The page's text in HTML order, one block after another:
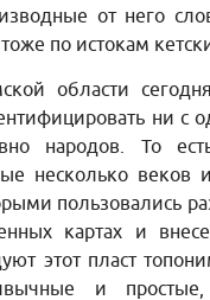
от него
по истокам
области
ни
народов. То есть
несколько
пользовались
картах и
этот пласт
и